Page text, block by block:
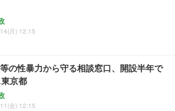
月) 12:15
の性暴力から守る相談窓口、開設半年で
京都
金) 12:15